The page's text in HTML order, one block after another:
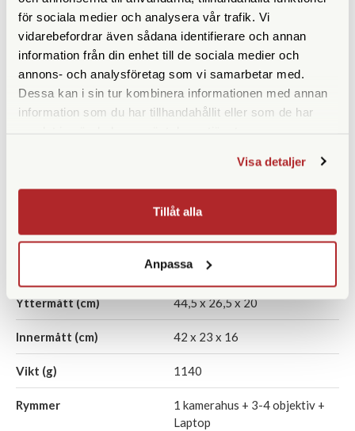
för sociala medier och analysera vår trafik. Vi
vidarebefordrar även sådana identifierare och annan
information från din enhet till de sociala medier och
annons- och analysföretag som vi samarbetar med.
Dessa kan i sin tur kombinera informationen med annan
information som du har tillhandahållit eller som de har
Visa detaljer
Tillåt alla
Anpassa
Peak Design
Peak Design Everyday
Backpack 15L Zip Ash
(BEDBZ-15-AS-2)
Finns i lager
Peak Design
Peak Design Everyday
Backpack 15L Zip Black
(BEDBZ-15-BK-2)
Finns i lager
LÄS MER
SPECIFIKATIONER
Yttermått (cm) 44,5 x 26,5 x 20
Innermått (cm) 42 x 23 x 16
Vikt (g) 1140
Rymmer
1 kamerahus + 3-4 objektiv +
Laptop